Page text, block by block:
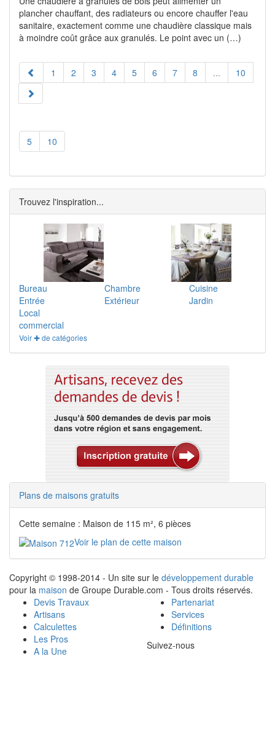
plancher chauffant, des radiateurs ou encore chauffer l'eau
sanitaire, exactement comme une chaudière classique mais
à moindre coût grâce aux granulés. Le point avec un (…)
1 2 3 4 5 6 7 8 ... 10
5 10
Trouvez l'inspiration...
Bureau Chambre
Cuisine
Entrée
Extérieur
Jardin
Local
commercial
Voir ✚ de catégories
Plans de maisons gratuits
Cette semaine : Maison de 115 m², 6 pièces
Voir le plan de cette maison
Copyright © 1998-2014 - Un site sur le développement durable
pour la maison de Groupe Durable.com - Tous droits réservés.
Devis Travaux
Artisans
Calculettes
Les Pros
A la Une
Partenariat
Services
Définitions
Suivez-nous